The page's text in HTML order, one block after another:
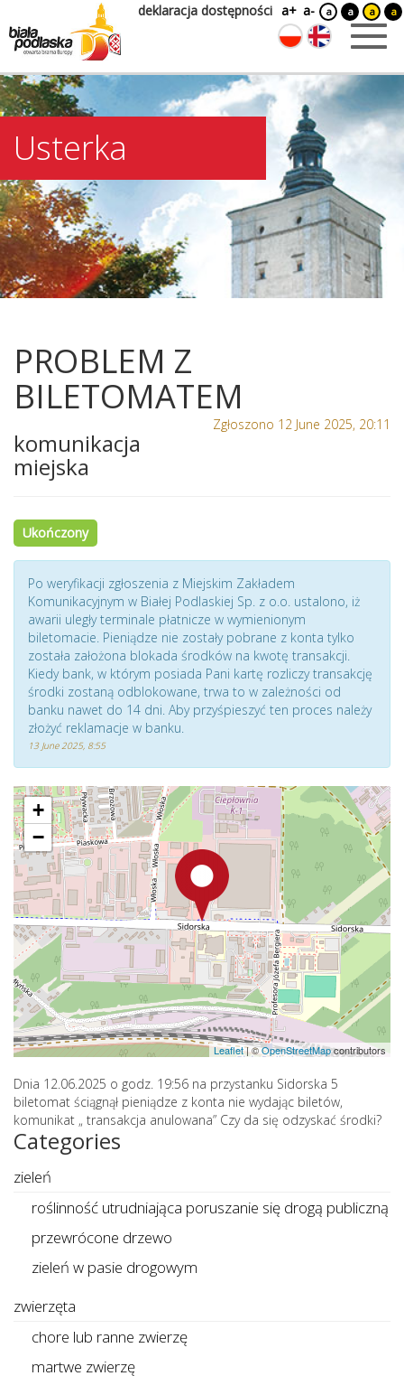
deklaracja dostępności a+ a- a a a a
Usterka
PROBLEM Z
BILETOMATEM
Zgłoszono 12 June 2025, 20:11
komunikacja
miejska
Ukończony
Po weryfikacji zgłoszenia z Miejskim Zakładem
Komunikacyjnym w Białej Podlaskiej Sp. z o.o. ustalono, iż
awarii uległy terminale płatnicze w wymienionym
biletomacie. Pieniądze nie zostały pobrane z konta tylko
została założona blokada środków na kwotę transakcji.
Kiedy bank, w którym posiada Pani kartę rozliczy transakcję
środki zostaną odblokowane, trwa to w zależności od
banku nawet do 14 dni. Aby przyśpieszyć ten proces należy
złożyć reklamacje w banku.
13 June 2025, 8:55
+
−
Leaflet|©OpenStreetMapcontributors
Dnia 12.06.2025 o godz. 19:56 na przystanku Sidorska 5
biletomat ściągnął pieniądze z konta nie wydając biletów,
komunikat „ transakcja anulowana” Czy da się odzyskać środki?
Categories
zieleń
roślinność utrudniająca poruszanie się drogą publiczną
przewrócone drzewo
zieleń w pasie drogowym
zwierzęta
chore lub ranne zwierzę
martwe zwierzę